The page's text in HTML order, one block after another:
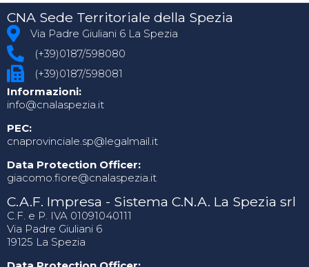
CNA Sede Territoriale della Spezia
Via Padre Giuliani 6 La Spezia
(+39)0187/598080
(+39)0187/598081
Informazioni:
info@cnalaspezia.it
PEC:
cnaprovinciale.sp@legalmail.it
Data Protection Officer:
giacomo.fiore@cnalaspezia.it
C.A.F. Impresa - Sistema C.N.A. La Spezia srl
C.F. e P. IVA 01091040111
Via Padre Giuliani 6
19125 La Spezia